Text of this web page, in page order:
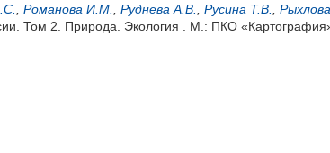
Романова И.М. Руднева А.В. Русина Т.В.
Том 2. Природа. Экология . М.: ПКО